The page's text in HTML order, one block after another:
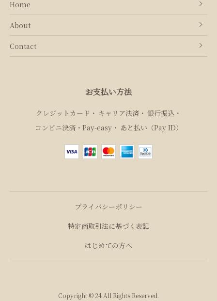
Home
About
Contact
お支払い方法
クレジットカード キャリア決済
銀行振込
コンビニ決済・Pay‑easy
あと払い（Pay ID）
プライバシーポリシー
特定商取引法に基づく表記
はじめての方へ
Copyright ©︎ 24 All Rights Reserved.